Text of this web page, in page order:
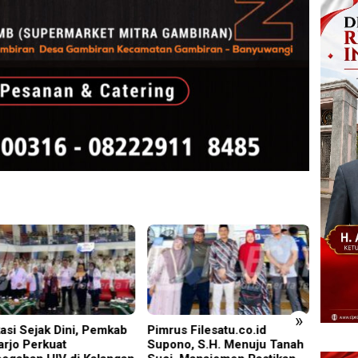
»
Filesatu.co.id
S.H. Menuju Tanah
Torehan Gemilang PT BSI:
25 Juta Jam Kerja Bebas LTI